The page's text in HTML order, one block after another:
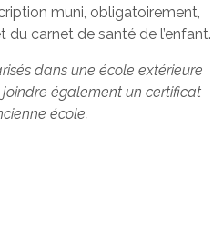
muni, obligatoirement,
carnet de santé de l’enfant.
dans une école extérieure
également un certificat
école.